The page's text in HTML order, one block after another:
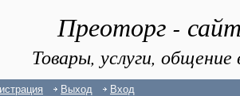
Преоторг -
Товары, услуги,
Выход Вход